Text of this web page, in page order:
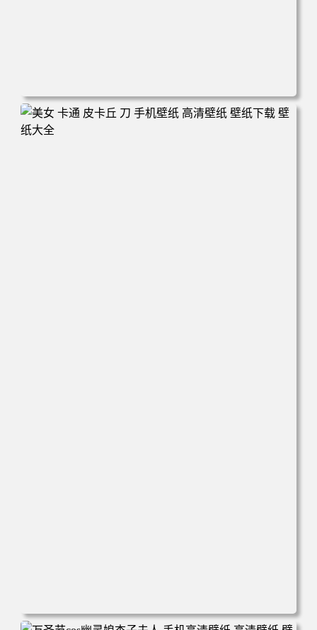
电脑壁纸 新娘 结婚 美女 大白腿 红色礼服 旗袍 手机壁纸 高
清壁纸 壁纸下载 壁纸大全
电脑壁纸 美女 卡通 皮卡丘 刀 手机壁纸 高清壁纸 壁纸下载